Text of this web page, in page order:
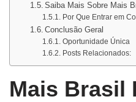
Saiba Mais Sobre Mais
Por Que Entrar em
Conclusão Geral
Oportunidade Única
Posts Relacionados:
Mais Brasil